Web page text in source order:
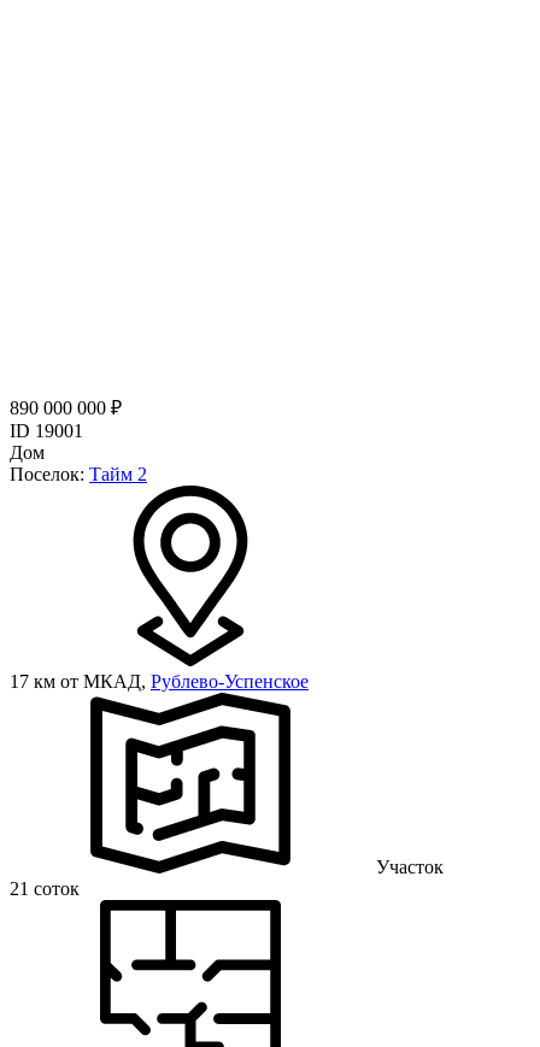
890 000 000 ₽
ID 19001
Дом
Поселок: Тайм 2
17 км от МКАД, Рублево-Успенское
Участок
21 соток